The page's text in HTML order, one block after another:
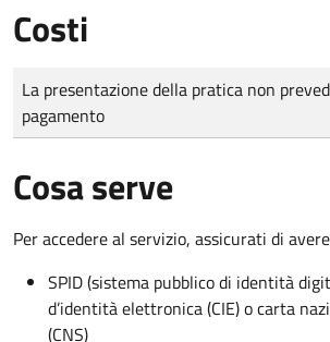
Costi
Tipo di pagamento
Importo
La presentazione della pratica non
pagamento
Cosa serve
Per accedere al servizio, assicurati di
SPID (sistema pubblico di identità
d’identità elettronica (CIE) o carta
(CNS)